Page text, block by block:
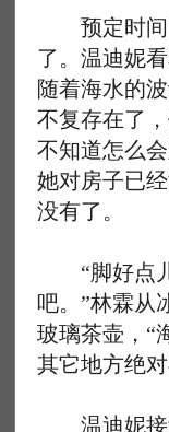
预定时间
了。温迪妮
随着海水的
不复存在了
不知道怎么
她对房子已
没有了。
“脚好点儿
吧。”林霖从
玻璃茶壶，“
其它地方绝
温迪妮接